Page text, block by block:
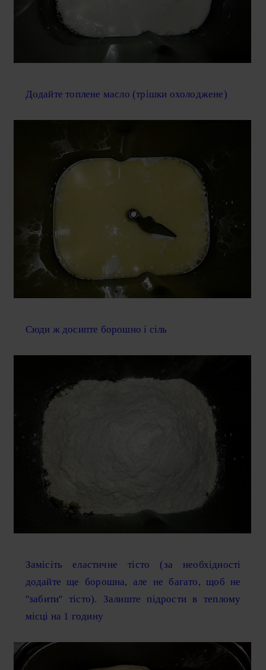
Додайте топлене масло (трішки охолоджене)
Сюди ж досипте борошно і сіль
Замісіть еластичне тісто (за необхідності
додайте ще борошна, але не багато, щоб не
''забити'' тісто). Залиште підрости в теплому
місці на 1 годину